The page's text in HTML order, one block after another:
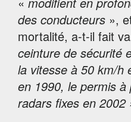
des conducteurs »,
mortalité, a-t-il fait
ceinture de sécurité
la vitesse à 50 km/h
en 1990, le permis
radars fixes en 2002